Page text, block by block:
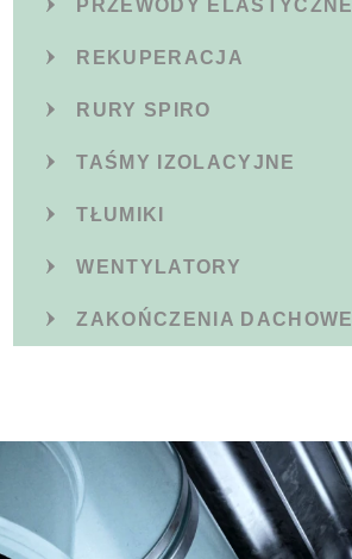
PRZEWODY ELASTYCZNE
REKUPERACJA
RURY SPIRO
TAŚMY IZOLACYJNE
TŁUMIKI
WENTYLATORY
ZAKOŃCZENIA DACHOWE